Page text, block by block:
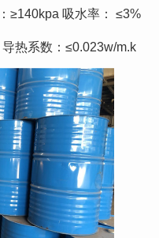
≥140kpa 吸水率： ≤3%
热系数：≤0.023w/m.k